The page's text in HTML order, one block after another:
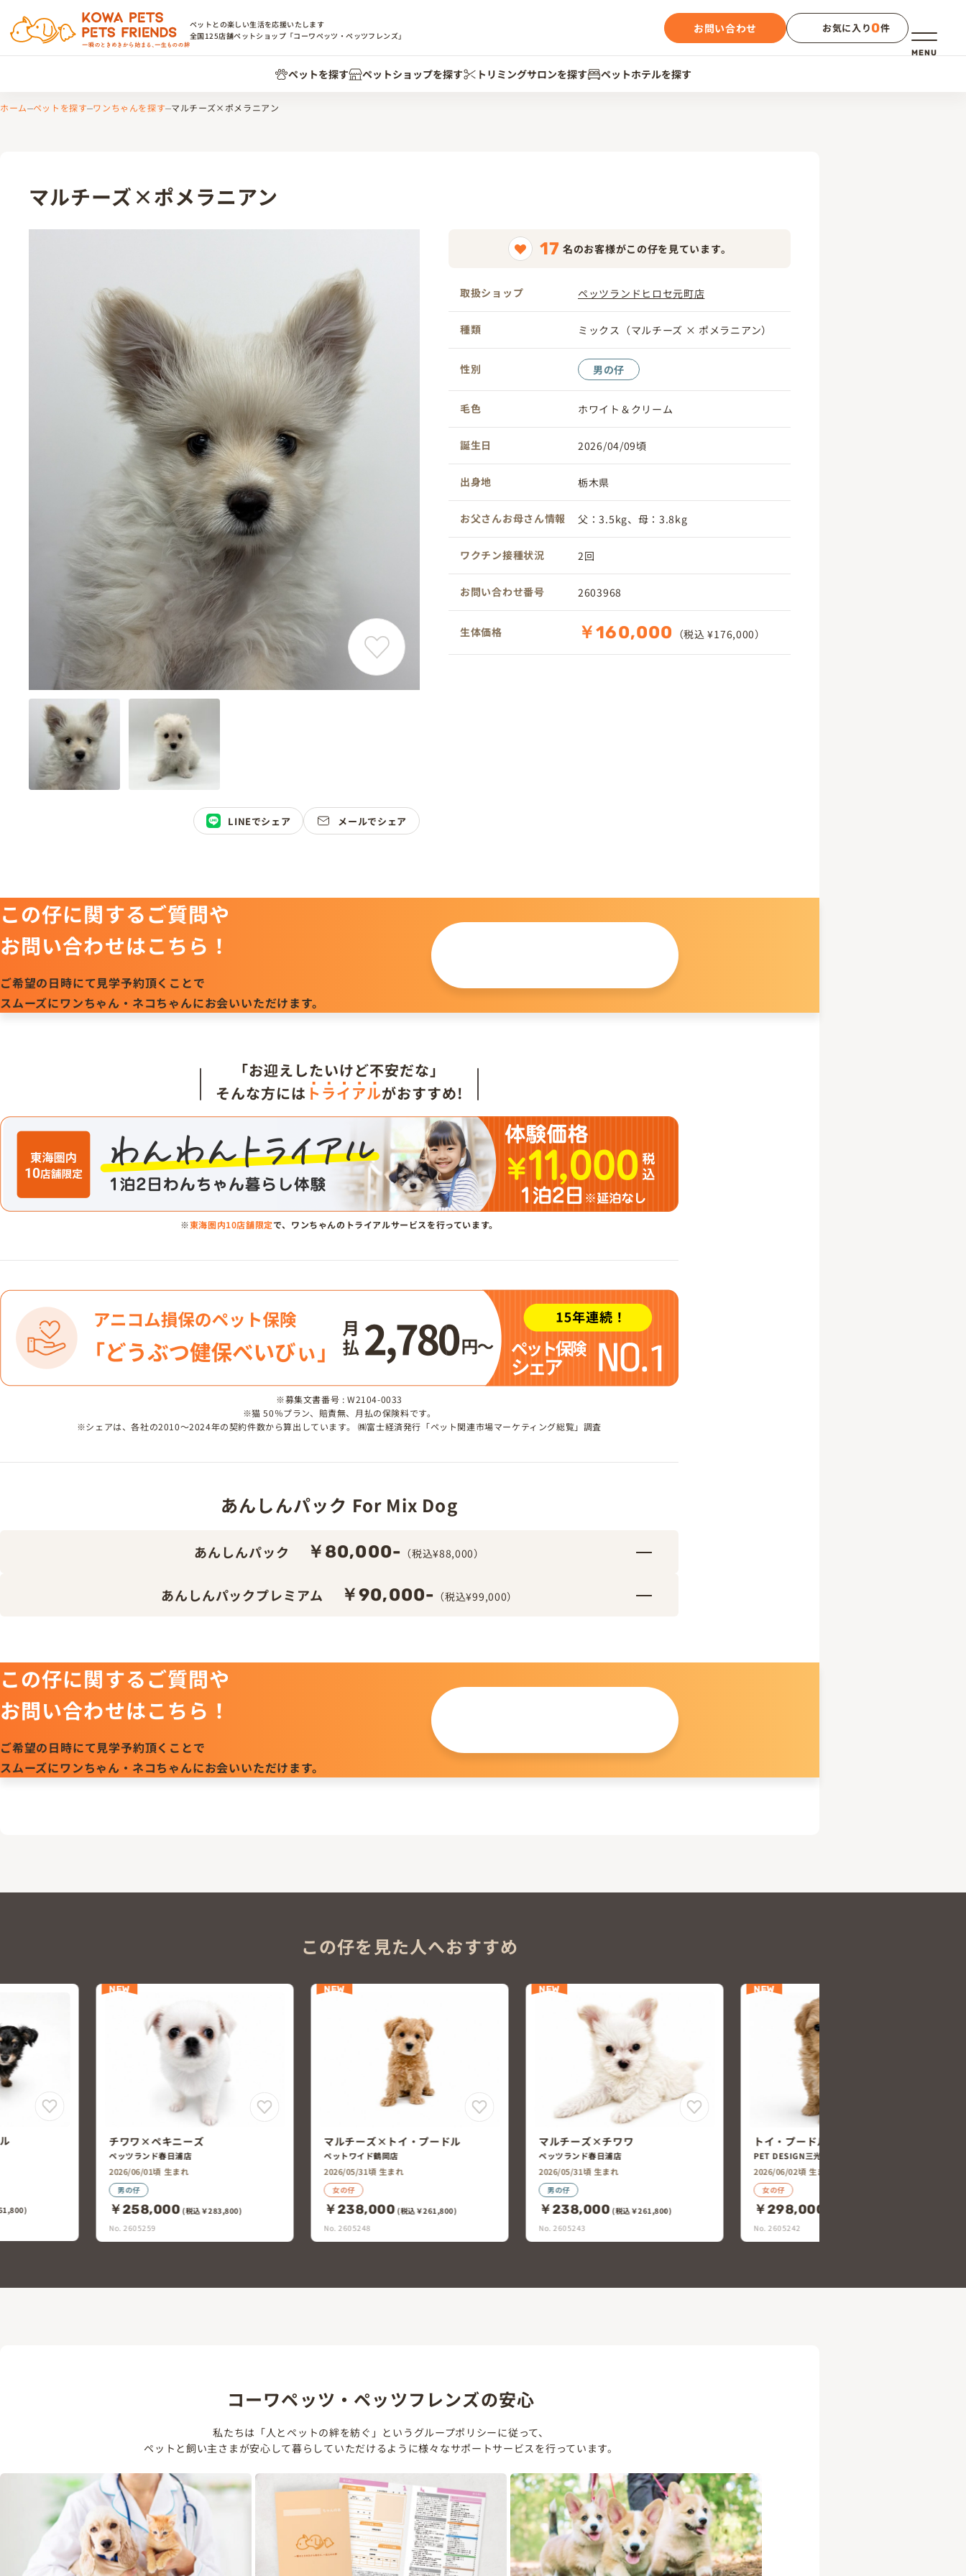
メニュー
MENU
ペットとの楽しい生活を応援いたします
全国125店舗ペットショップ「コーワペッツ・ペッツフレンズ」
お問い合わせ お気に入り0件
ペットを探す ペットショップを探す トリミングサロンを探す ペットホテルを探す
ホーム ペットを探す ワンちゃんを探す マルチーズ×ポメラニアン
マルチーズ×ポメラニアン
17 名のお客様がこの仔を見ています。
取扱ショップ ペッツランドヒロセ元町店
種類 ミックス（マルチーズ × ポメラニアン）
性別 男の仔
毛色 ホワイト＆クリーム
誕生日 2026/04/09頃
出身地 栃木県
お父さんお母さん情報 父：3.5kg、母：3.8kg
ワクチン接種状況 2回
お問い合わせ番号 2603968
生体価格 ￥160,000 （税込 ¥176,000）
LINEでシェア メールでシェア
この仔に関するご質問や
お問い合わせはこちら！
ご希望の日時にて見学予約頂くことで
スムーズにワンちゃん・ネコちゃんにお会いいただけます。
「お迎えしたいけど不安だな」
そんな方には トライアルがおすすめ!
※東海圏内10店舗限定で、ワンちゃんのトライアルサービスを行っています。
※募集文書番号 : W2104-0033
※猫 50％プラン、賠責無、月払の保険料です。
※シェアは、各社の2010～2024年の契約件数から算出しています。 ㈱富士経済発行「ペット関連市場マーケティング総覧」調査
あんしんパック For Mix Dog
あんしんパック ￥80,000- （税込¥88,000）
あんしんパックプレミアム ￥90,000- （税込¥99,000）
この仔に関するご質問や
お問い合わせはこちら！
ご希望の日時にて見学予約頂くことで
スムーズにワンちゃん・ネコちゃんにお会いいただけます。
この仔を見た人へおすすめ
NEW
マルチーズ×トイ・プードル
ペットワイド鶴岡店
2026/05/31頃 生まれ
女の仔
￥238,000 (税込￥261,800)
No. 2605248
NEW
マルチーズ×チワワ
ペッツランド春日浦店
2026/05/31頃 生まれ
男の仔
￥238,000 (税込￥261,800)
No. 2605243
NEW
トイ・プードル×マルチーズ
PET DESIGN三光店
2026/06/02頃 生まれ
女の仔
￥298,000 (税込￥327,800)
No. 2605242
NEW
チワワ×トイ・プードル
ペッツランド明野店
2026/05/25頃 生まれ
男の仔
￥238,000
No. 2605217
コーワペッツ・ペッツフレンズの安心
私たちは「人とペットの絆を紡ぐ」というグループポリシーに従って、
ペットと飼い主さまが安心して暮らしていただけるように様々なサポートサービスを行っています。